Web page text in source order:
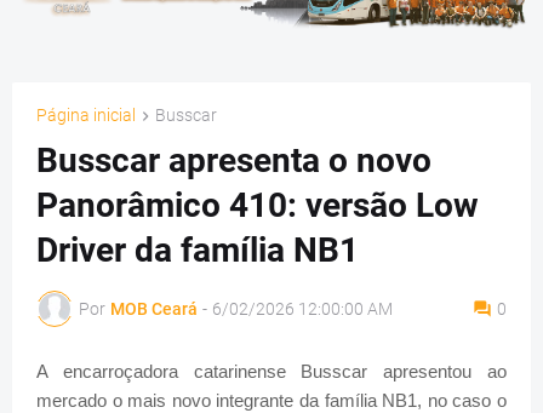
Página inicial Busscar
Busscar apresenta o novo
Panorâmico 410: versão Low
Driver da família NB1
Por MOB Ceará - 6/02/2026 12:00:00 AM 0
A encarroçadora catarinense Busscar apresentou ao
mercado o mais novo integrante da família NB1, no caso o